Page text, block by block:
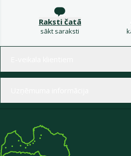
Raksti čatā
sākt saraksti